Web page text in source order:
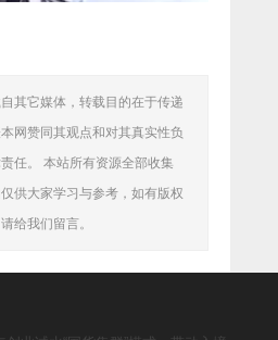
其它媒体，转载目的在于传递
网赞同其观点和对其真实性负
任。 本站所有资源全部收集
供大家学习与参考，如有版权
给我们留言。